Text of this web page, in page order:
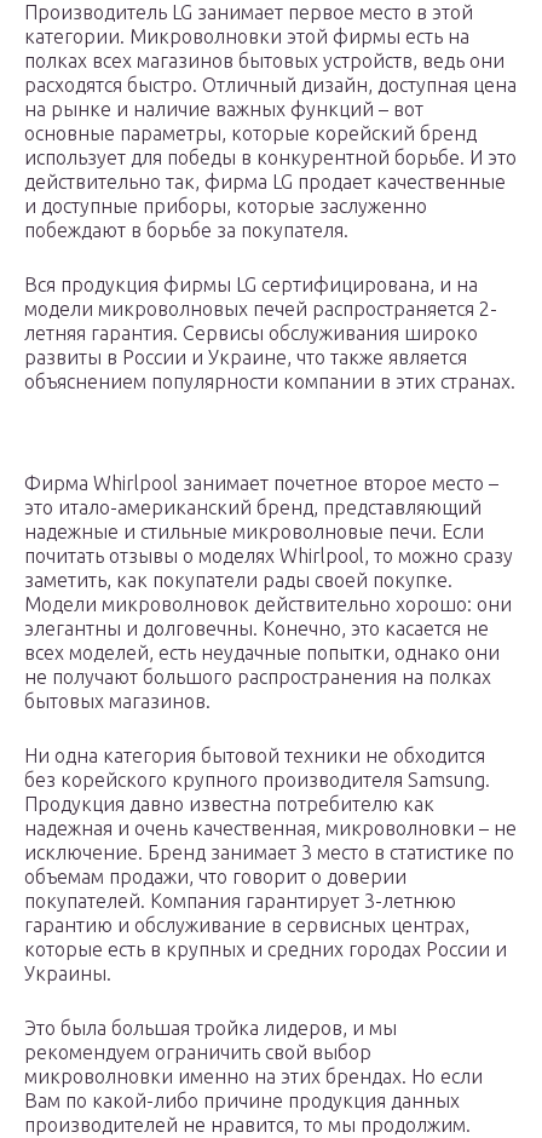
Производитель LG занимает первое место в этой
категории. Микроволновки этой фирмы есть на
полках всех магазинов бытовых устройств, ведь они
расходятся быстро. Отличный дизайн, доступная цена
на рынке и наличие важных функций – вот
основные параметры, которые корейский бренд
использует для победы в конкурентной борьбе. И это
действительно так, фирма LG продает качественные
и доступные приборы, которые заслуженно
побеждают в борьбе за покупателя.
Вся продукция фирмы LG сертифицирована, и на
модели микроволновых печей распространяется 2-
летняя гарантия. Сервисы обслуживания широко
развиты в России и Украине, что также является
объяснением популярности компании в этих странах.
Фирма Whirlpool занимает почетное второе место –
это итало-американский бренд, представляющий
надежные и стильные микроволновые печи. Если
почитать отзывы о моделях Whirlpool, то можно сразу
заметить, как покупатели рады своей покупке.
Модели микроволновок действительно хорошо: они
элегантны и долговечны. Конечно, это касается не
всех моделей, есть неудачные попытки, однако они
не получают большого распространения на полках
бытовых магазинов.
Ни одна категория бытовой техники не обходится
без корейского крупного производителя Samsung.
Продукция давно известна потребителю как
надежная и очень качественная, микроволновки – не
исключение. Бренд занимает 3 место в статистике по
объемам продажи, что говорит о доверии
покупателей. Компания гарантирует 3-летнюю
гарантию и обслуживание в сервисных центрах,
которые есть в крупных и средних городах России и
Украины.
Это была большая тройка лидеров, и мы
рекомендуем ограничить свой выбор
микроволновки именно на этих брендах. Но если
Вам по какой-либо причине продукция данных
производителей не нравится, то мы продолжим.